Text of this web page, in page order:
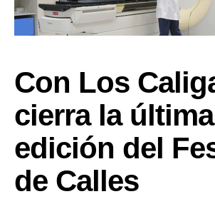
Con Los
cierra la última
edición del
de Calles